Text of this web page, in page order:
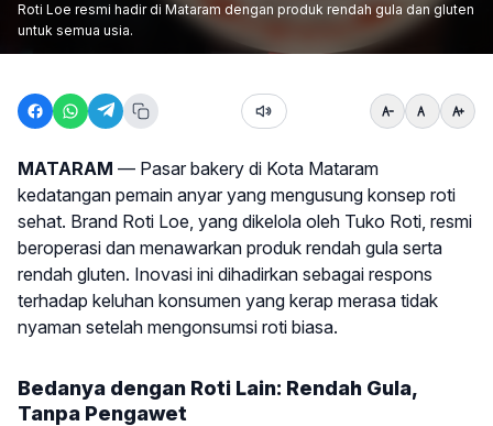
Roti Loe resmi hadir di Mataram dengan produk rendah gula dan gluten
untuk semua usia.
MATARAM — Pasar bakery di Kota Mataram
kedatangan pemain anyar yang mengusung konsep roti
sehat. Brand Roti Loe, yang dikelola oleh Tuko Roti, resmi
beroperasi dan menawarkan produk rendah gula serta
rendah gluten. Inovasi ini dihadirkan sebagai respons
terhadap keluhan konsumen yang kerap merasa tidak
nyaman setelah mengonsumsi roti biasa.
Bedanya dengan Roti Lain: Rendah Gula,
Tanpa Pengawet